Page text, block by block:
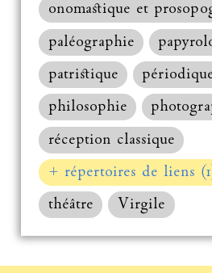
onomastique et
paléographie
patristique
philosophie
réception classique
+ répertoires de liens
théâtre
Virgile